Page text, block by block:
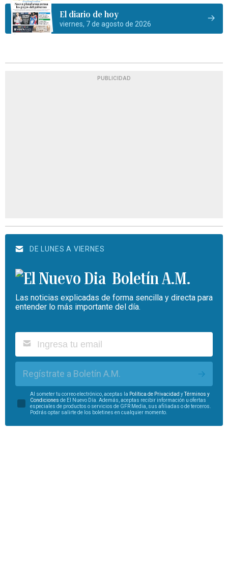
El diario de hoy
viernes, 7 de agosto de 2026
PUBLICIDAD
DE LUNES A VIERNES
Boletín A.M.
Las noticias explicadas de forma sencilla y directa para
entender lo más importante del día.
Regístrate a Boletín A.M.
Al someter tu correo electrónico, aceptas la Política de Privacidad yTérminos y
Condiciones de El Nuevo Día. Además, aceptas recibir información u ofertas
especiales de productos o servicios de GFR Media, sus afiliadas o de terceros.
Podrás optar salirte de los boletines en cualquier momento.